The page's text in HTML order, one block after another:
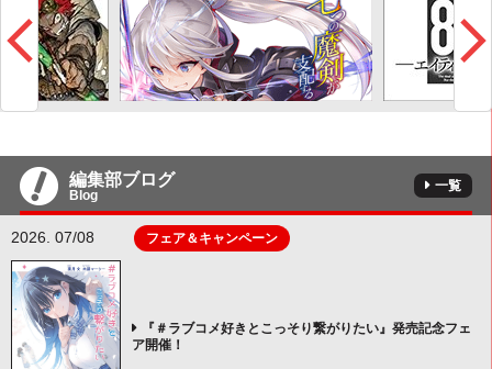
編集部ブログ
Blog
一覧
2026. 07/08 フェア＆キャンペーン
『＃ラブコメ好きとこっそり繋がりたい』発売記念フェ
ア開催！